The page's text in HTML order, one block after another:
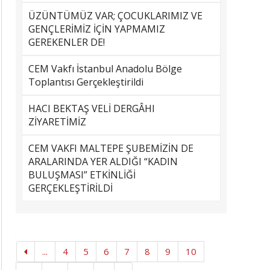
ÜZÜNTÜMÜZ VAR; ÇOCUKLARIMIZ VE
GENÇLERİMİZ İÇİN YAPMAMIZ
GEREKENLER DE!
CEM Vakfı İstanbul Anadolu Bölge
Toplantısı Gerçekleştirildi
HACI BEKTAŞ VELİ DERGÂHI
ZİYARETİMİZ
CEM VAKFI MALTEPE ŞUBEMİZİN DE
ARALARINDA YER ALDIĞI “KADIN
BULUŞMASI” ETKİNLİĞİ
GERÇEKLEŞTİRİLDİ
... 4 5 6 7 8 9
10